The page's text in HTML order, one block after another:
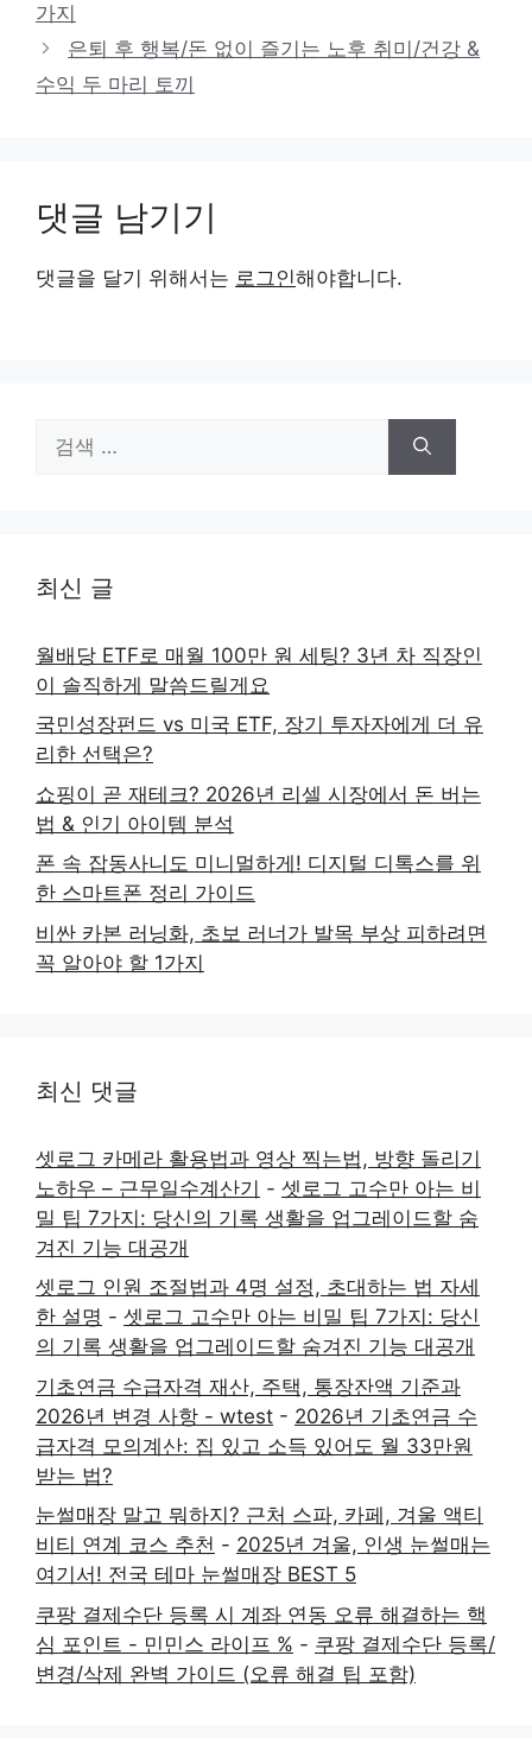
가지
은퇴 후 행복/돈 없이 즐기는 노후 취미/건강 &
수익 두 마리 토끼
댓글 남기기
댓글을 달기 위해서는 로그인해야합니다.
색:
최신 글
월배당 ETF로 매월 100만 원 세팅? 3년 차 직장인
이 솔직하게 말씀드릴게요
국민성장펀드 vs 미국 ETF, 장기 투자자에게 더 유
리한 선택은?
쇼핑이 곧 재테크? 2026년 리셀 시장에서 돈 버는
법 & 인기 아이템 분석
폰 속 잡동사니도 미니멀하게! 디지털 디톡스를 위
한 스마트폰 정리 가이드
비싼 카본 러닝화, 초보 러너가 발목 부상 피하려면
꼭 알아야 할 1가지
최신 댓글
셋로그 카메라 활용법과 영상 찍는법, 방향 돌리기
노하우 – 근무일수계산기 - 셋로그 고수만 아는 비
밀 팁 7가지: 당신의 기록 생활을 업그레이드할 숨
겨진 기능 대공개
셋로그 인원 조절법과 4명 설정, 초대하는 법 자세
한 설명 - 셋로그 고수만 아는 비밀 팁 7가지: 당신
의 기록 생활을 업그레이드할 숨겨진 기능 대공개
기초연금 수급자격 재산, 주택, 통장잔액 기준과
2026년 변경 사항 - wtest - 2026년 기초연금 수
급자격 모의계산: 집 있고 소득 있어도 월 33만원
받는 법?
눈썰매장 말고 뭐하지? 근처 스파, 카페, 겨울 액티
비티 연계 코스 추천 - 2025년 겨울, 인생 눈썰매는
여기서! 전국 테마 눈썰매장 BEST 5
쿠팡 결제수단 등록 시 계좌 연동 오류 해결하는 핵
심 포인트 - 민민스 라이프 % - 쿠팡 결제수단 등록/
변경/삭제 완벽 가이드 (오류 해결 팁 포함)